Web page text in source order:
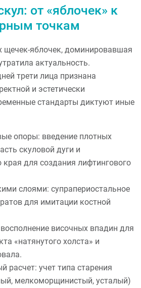
от «яблочек» к
точкам
щечек-яблочек, доминировавшая
актуальность.
трети лица признана
и эстетически
стандарты диктуют иные
опоры: введение плотных
скуловой дуги и
края для создания лифтингового
слоями: супрапериостальное
для имитации костной
височных впадин для
«натянутого холста» и
расчет: учет типа старения
мелкоморщинистый, усталый)